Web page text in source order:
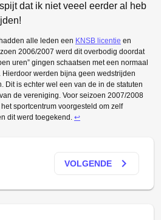
dat ik niet veeel eerder al heb
alle leden een KNSB licentie en
2006/2007 werd dit overbodig doordat
uren” gingen schaatsen met een normaal
werden bijna geen wedstrijden
Dit is echter wel een van de in de statuten
de vereniging. Voor seizoen 2007/2008
sportcentrum voorgesteld om zelf
dit werd toegekend. ↩
VOLGENDE keyboard_arrow_right